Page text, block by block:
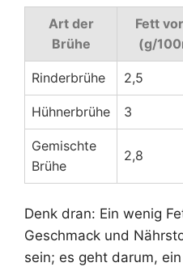
Art der
Brühe
Fett
(g/
Rinderbrühe 2,5
Hühnerbrühe 3
Gemischte
Brühe
2,8
Denk dran: Ein wenig
Geschmack und
sein; es geht darum,